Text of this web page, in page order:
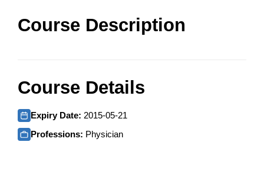
Course Description
Course Details
Expiry Date: 2015-05-21
Professions: Physician